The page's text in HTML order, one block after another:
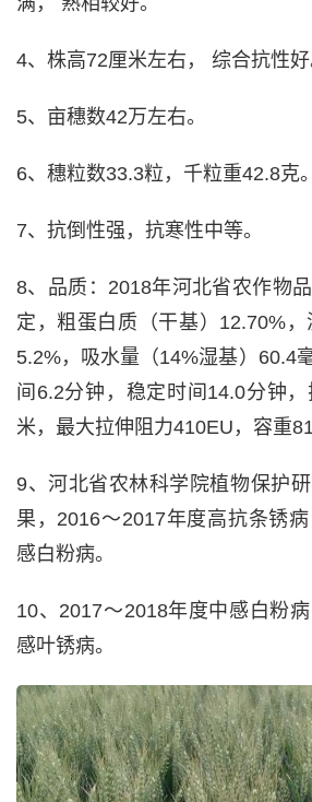
4、株高72厘米左右， 综合抗性好
5、亩穗数42万左右。
6、穗粒数33.3粒，千粒重42.8克。
7、抗倒性强，抗寒性中等。
8、品质：2018年河北省农作物
定，粗蛋白质（干基）12.70%
5.2%，吸水量（14%湿基）60.4
间6.2分钟，稳定时间14.0分钟
米，最大拉伸阻力410EU，容重
9、河北省农林科学院植物保护
果，2016～2017年度高抗条锈
感白粉病。
10、2017～2018年度中感白粉
感叶锈病。